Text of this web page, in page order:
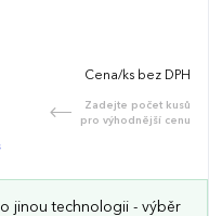
Cena/ks bez DPH
Zadejte počet kusů
pro výhodnější cenu
jinou technologii - výběr